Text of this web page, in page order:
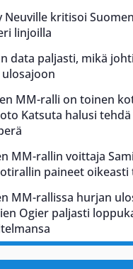
Neuville kritisoi
linjoilla
data paljasti, mikä
MM-ralli on toinen
Katsuta halusi
MM-rallin voittaja
paineet
MM-rallissa hurjan
Ogier paljasti